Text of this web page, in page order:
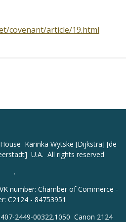
covenant/article/19.html
Karinka Wytske [Dijkstra] [de
U.A. All rights reserved
.
number: Chamber of Commerce -
C2124 - 84753951
2449-00322.1050 Canon 2124